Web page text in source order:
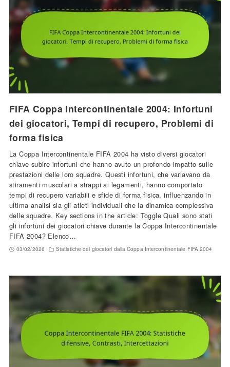
FIFA Coppa Intercontinentale 2004: Infortuni
dei giocatori, Tempi di recupero, Problemi di
forma fisica
La Coppa Intercontinentale FIFA 2004 ha visto diversi giocatori
chiave subire infortuni che hanno avuto un profondo impatto sulle
prestazioni delle loro squadre. Questi infortuni, che variavano da
stiramenti muscolari a strappi ai legamenti, hanno comportato
tempi di recupero variabili e sfide di forma fisica, influenzando in
ultima analisi sia gli atleti individuali che la dinamica complessiva
delle squadre. Key sections in the article: Toggle Quali sono stati
gli infortuni dei giocatori chiave durante la Coppa Intercontinentale
FIFA 2004? Elenco…
03/02/2026 Statistiche dei giocatori dalla Coppa Intercontinentale FIFA 2004